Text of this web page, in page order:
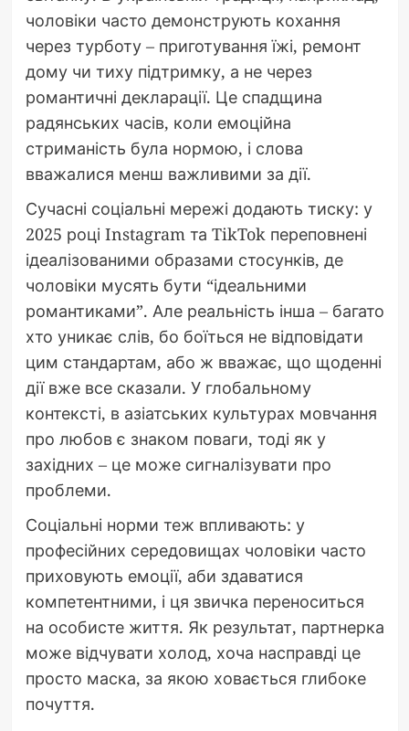
чоловіки часто демонструють кохання
через турботу – приготування їжі, ремонт
дому чи тиху підтримку, а не через
романтичні декларації. Це спадщина
радянських часів, коли емоційна
стриманість була нормою, і слова
вважалися менш важливими за дії.
Сучасні соціальні мережі додають тиску: у
2025 році Instagram та TikTok переповнені
ідеалізованими образами стосунків, де
чоловіки мусять бути “ідеальними
романтиками”. Але реальність інша – багато
хто уникає слів, бо боїться не відповідати
цим стандартам, або ж вважає, що щоденні
дії вже все сказали. У глобальному
контексті, в азіатських культурах мовчання
про любов є знаком поваги, тоді як у
західних – це може сигналізувати про
проблеми.
Соціальні норми теж впливають: у
професійних середовищах чоловіки часто
приховують емоції, аби здаватися
компетентними, і ця звичка переноситься
на особисте життя. Як результат, партнерка
може відчувати холод, хоча насправді це
просто маска, за якою ховається глибоке
почуття.